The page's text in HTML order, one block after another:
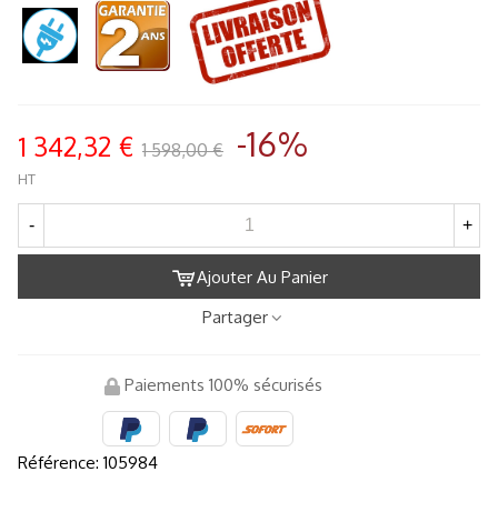
1 342,32 € 1 598,00 € -16%
HT
- +
Ajouter Au Panier
Partager
Paiements 100% sécurisés
Référence: 105984